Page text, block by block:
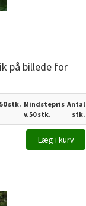
på billede for
stk. Mindstepris
v.50 stk.
Antal
stk.